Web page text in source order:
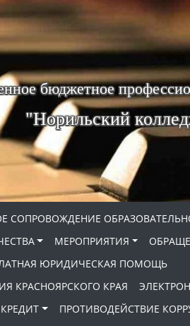
бюджетное
"Норильский
СОПРОВОЖДЕНИЕ
МЕРОПРИЯТИЯ
ЮРИДИЧЕСКАЯ ПОМОЩЬ
КРАСНОЯРСКОГО КРАЯ
ПРОТИВОДЕЙСТВИЕ